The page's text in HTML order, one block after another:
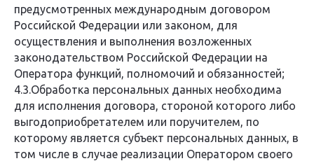
предусмотренных международным договором
Российской Федерации или законом, для
осуществления и выполнения возложенных
законодательством Российской Федерации на
Оператора функций, полномочий и обязанностей;
4.3.Обработка персональных данных необходима
для исполнения договора, стороной которого либо
выгодоприобретателем или поручителем, по
которому является субъект персональных данных, в
том числе в случае реализации Оператором своего